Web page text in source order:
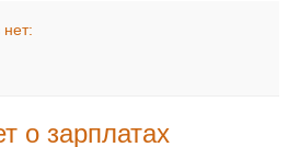
о зарплатах